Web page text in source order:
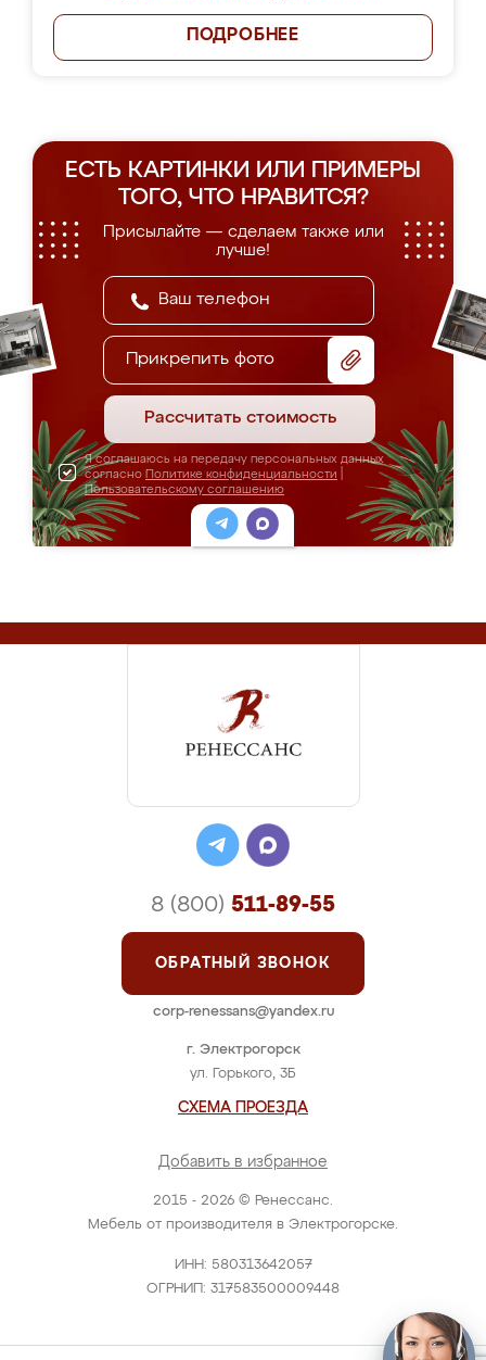
ПОДРОБНЕЕ
ЕСТЬ КАРТИНКИ ИЛИ ПРИМЕРЫ
ТОГО, ЧТО НРАВИТСЯ?
Присылайте — сделаем также или
лучше!
Прикрепить фото
Рассчитать стоимость
Я соглашаюсь на передачу персональных данных
согласно Политике конфиденциальности
Пользовательскому соглашению
2015 - 2026 © Ренессанс.
Мебель от производителя в Электрогорске.
ИНН: 580313642057
ОГРНИП: 317583500009448
г. Электрогорск
ул. Горького, 3Б
СХЕМА ПРОЕЗДА
Добавить в избранное
8 (800) 511-89-55
ОБРАТНЫЙ ЗВОНОК
corp-renessans@yandex.ru